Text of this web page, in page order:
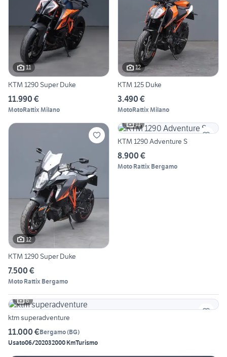
11
KTM 1290 Super Duke
11.990 €
MotoRattix Milano
12
KTM 125 Duke
3.490 €
MotoRattix Milano
12
KTM 1290 Super Duke
7.500 €
Moto Rattix Bergamo
11
KTM 1290 Adventure S
8.900 €
Moto Rattix Bergamo
6
ktm superadventure
11.000 €Bergamo(BG)
Usato06/202032000 KmTurismo